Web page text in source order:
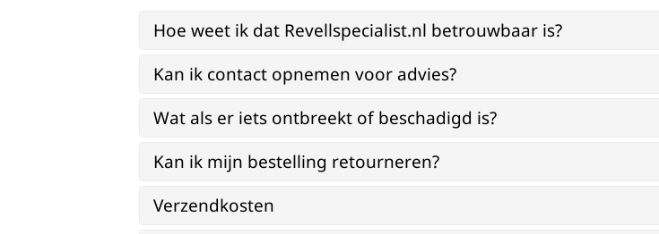
Hoe weet ik dat Revellspecialist.nl betrouwbaar is?
Kan ik contact opnemen voor advies?
Wat als er iets ontbreekt of beschadigd is?
Kan ik mijn bestelling retourneren?
Verzendkosten